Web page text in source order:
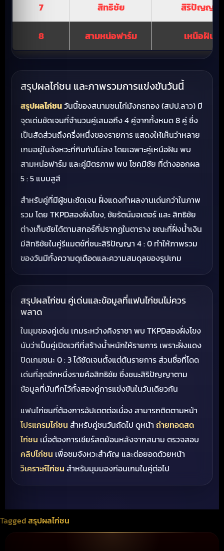
7 สิทธิชัย สิริปัญญา
8 สามหน่อฟาร์ม เหนือฝัน
สรุปผลไก่ชน และภาพรวมการแข่งขันวันนี้
สรุปผลไก่ชนวันนี้ของสนามชนไก่มังกรทอง (สปป.ลาว) มี
จุดเด่นชัดเจนที่จำนวนคู่เสมอถึง 4 คู่จากทั้งหมด 8 คู่ ซึ่ง
เป็นสัดส่วนถึงครึ่งหนึ่งของรายการ แสดงให้เห็นว่าหลาย
เกมอยู่ในจังหวะที่กินกันไม่ลง โดยเฉพาะคู่เหนือฝัน พบ
สามหน่อฟาร์ม และคู่มิตรภาพ พบ โชคมีชัย ที่ต่างออกผล
5 : 5 แบบสูสี
สำหรับคู่ที่มีผู้ชนะชัดเจน ฝั่งแดงทำผลงานเด่นกว่าในภาพ
รวม โดย TKPDสองฝั่งโขง, ชัยรัตน์มอเตอร์ และ สิทธิชัย
ต่างเก็บชัยได้ตามสกอร์ที่ปรากฏในตาราง ขณะที่ฝั่งน้ำเงิน
มีสิทธิชัยในคู่รีแมตช์ที่ชนะสิริปัญญา 4 : 0 ทำให้ภาพรวม
ของวันมีทั้งความดุเดือดและความสมดุลของรูปเกม
สรุปผลไก่ชน คู่เด่นและข้อมูลที่แฟนไก่ชนไม่ควร
พลาด
ในมุมของคู่เด่น เกมระหว่างคิงราชา พบ TKPDสองฝั่งโขง
นับว่าเป็นคู่เปิดเวทีที่สร้างน้ำหนักให้รายการ เพราะฝั่งแดง
ปิดเกมชนะ 0 : 3 ได้ชัดเจนตั้งแต่ต้นรายการ ส่วนชื่อที่โดด
เด่นที่สุดอีกหนึ่งรายคือสิทธิชัย ซึ่งชนะสิริปัญญาตาม
ข้อมูลที่บันทึกไว้ทั้งสองคู่การแข่งขันในวันเดียวกัน
แฟนไก่ชนที่ต้องการอัปเดตต่อเนื่อง สามารถติดตามหน้า
โปรแกรมไก่ชน สำหรับคู่ชนวันถัดไป ดูหน้า ถ่ายทอดสด
ไก่ชน เมื่อต้องการเชียร์สดย้อนหลังจากสนาม ตรวจสอบ
คลิปไก่ชน เพื่อชมจังหวะสำคัญ และต่อยอดด้วยหน้า
วิเคราะห์ไก่ชน สำหรับมุมมองก่อนเกมในคู่ต่อไป
Taggedสรุปผลไก่ชน